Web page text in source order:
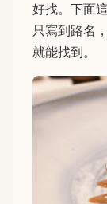
好找。下面
只寫到路名
就能找到。